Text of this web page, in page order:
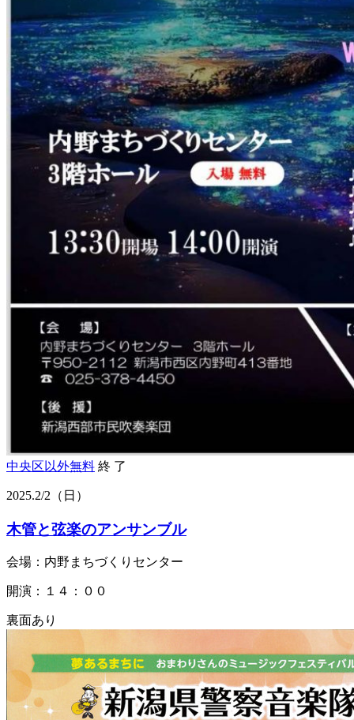
中央区以外無料 終 了
2025.2/2 （日）
木管と弦楽のアンサンブル
会場：内野まちづくりセンター
開演：１４：００
裏面あり